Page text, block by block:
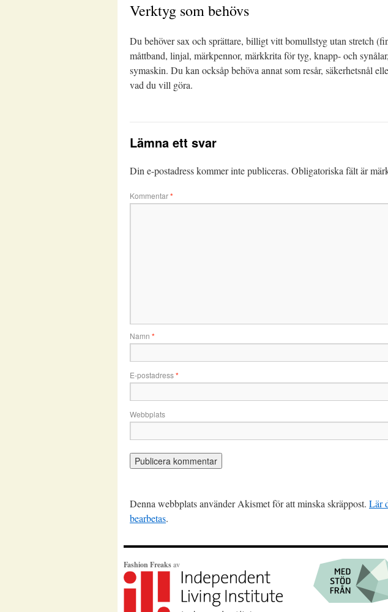
Verktyg som behövs
Du behöver sax och sprättare, billigt vitt bomullstyg utan stretch
måttband, linjal, märkpennor, märkkrita för tyg, knapp- och
symaskin. Du kan ocksåp behöva annat som resår, säkerhetsnål
vad du vill göra.
Lämna ett svar
Din e-postadress kommer inte publiceras. Obligatoriska fält är
Kommentar*
Namn *
E-postadress*
Webbplats
Denna webbplats använder Akismet för att minska skräppost. Lär
bearbetas.
Fashion Freaksav